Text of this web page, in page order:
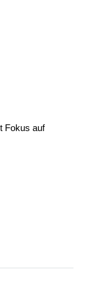
Fokus auf